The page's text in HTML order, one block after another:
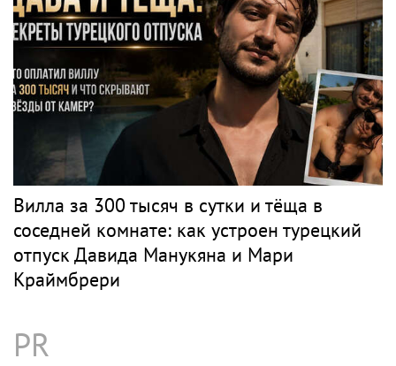
Вилла за 300 тысяч в сутки и тёща в
соседней комнате: как устроен турецкий
отпуск Давида Манукяна и Мари
Краймбрери
PR